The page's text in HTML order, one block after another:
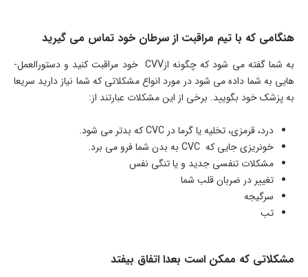
هنگامی­ که با تیم مراقبت از سرطان خود تماس می­ گیرید
به شما گفته می­ شود که چگونه ازCVV خود مراقبت کنید و دستورالعمل­
هایی به شما داده می ­شود در مورد انواع مشکلاتی که شما نیاز دارید سریعا
به پزشک خود بگویید. برخی از این مشکلات عبارتند از:
درد، قرمزی، تخلیه یا گرما در CVC که بدتر می­ شود.
خونریزی جایی­ که CVC به بدن شما فرو می­ برد.
مشکلات تنفسی جدید و یا تنگی نفس
تغییر در ضربان قلب شما
سرگیجه
تب
مشکلاتی که ممکن است بعدا اتفاق بیفتد